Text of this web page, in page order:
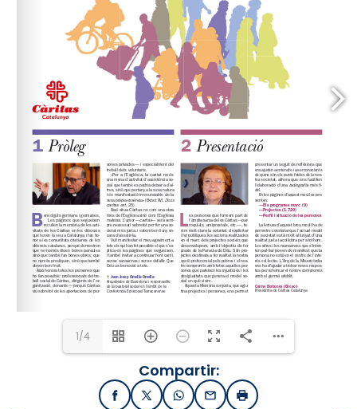
o@caritasdiocesanaterrassa.ca
1/4
Compartir:
FacebookX / TwitterWhatsApp
EmailImprimir